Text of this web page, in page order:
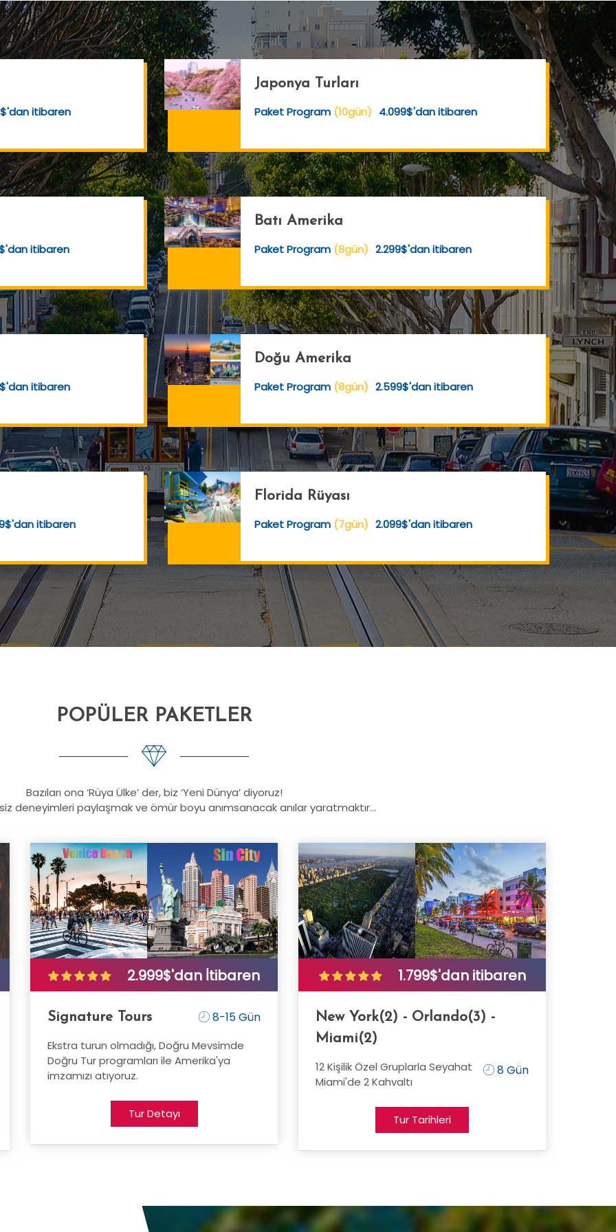
itibaren
Japonya Turları
Paket Program (10gün) 4.099$'dan itibaren
itibaren
Batı Amerika
Paket Program (8gün) 2.299$'dan itibaren
itibaren
Doğu Amerika
Paket Program (8gün) 2.599$'dan itibaren
itibaren
Florida Rüyası
Paket Program (7gün) 2.099$'dan itibaren
POPÜLER PAKETLER
Bazıları ona ‘Rüya Ülke’ der, biz ‘Yeni Dünya’ diyoruz!
deneyimleri paylaşmak ve ömür boyu anımsanacak anılar yaratmaktır...
2.999$'dan İtibaren
Signature Tours 8-15 Gün
Ekstra turun olmadığı, Doğru Mevsimde
Doğru Tur programları ile Amerika'ya
imzamızı atıyoruz.
Tur Detayı
1.799$'dan itibaren
New York(2) - Orlando(3) -
Miami(2)
8 Gün
12 Kişilik Özel Gruplarla Seyahat
Miami'de 2 Kahvaltı
Tur Tarihleri